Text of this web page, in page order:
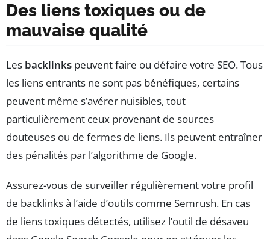
Des liens toxiques ou de
mauvaise qualité
Les backlinks peuvent faire ou défaire votre SEO. Tous
les liens entrants ne sont pas bénéfiques, certains
peuvent même s’avérer nuisibles, tout
particulièrement ceux provenant de sources
douteuses ou de fermes de liens. Ils peuvent entraîner
des pénalités par l’algorithme de Google.
Assurez-vous de surveiller régulièrement votre profil
de backlinks à l’aide d’outils comme Semrush. En cas
de liens toxiques détectés, utilisez l’outil de désaveu